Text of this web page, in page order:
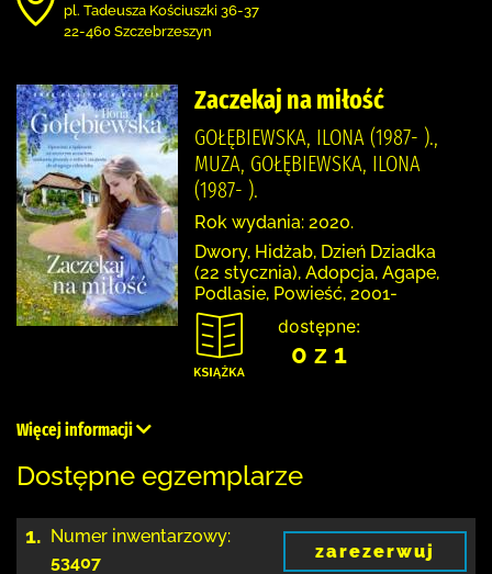
pl. Tadeusza Kościuszki 36-37
22-460 Szczebrzeszyn
Zaczekaj na miłość
GOŁĘBIEWSKA, ILONA (1987- ).,
MUZA, GOŁĘBIEWSKA, ILONA
(1987- ).
Rok wydania: 2020.
Dwory, Hidżab, Dzień Dziadka
(22 stycznia), Adopcja, Agape,
Podlasie, Powieść, 2001-
dostępne:
0 z 1
Więcej informacji
Dostępne egzemplarze
1. Numer inwentarzowy:
53407
zarezerwuj